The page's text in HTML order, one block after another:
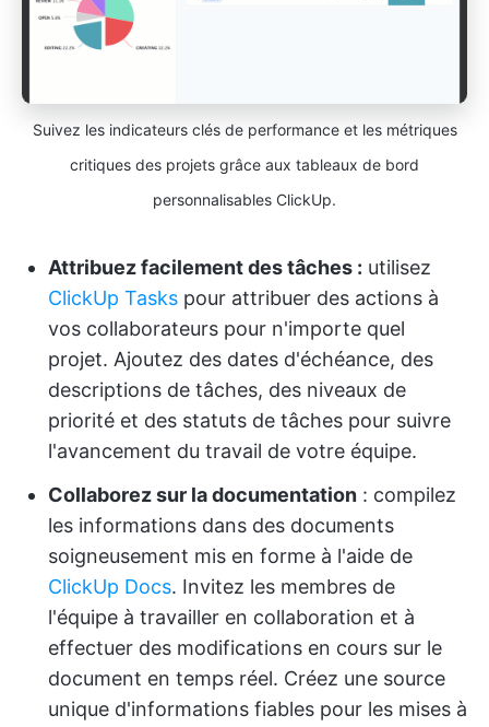
Suivez les indicateurs clés de performance et les métriques
critiques des projets grâce aux tableaux de bord
personnalisables ClickUp.
Attribuez facilement des tâches : utilisez
ClickUp Tasks pour attribuer des actions à
vos collaborateurs pour n'importe quel
projet. Ajoutez des dates d'échéance, des
descriptions de tâches, des niveaux de
priorité et des statuts de tâches pour suivre
l'avancement du travail de votre équipe.
Collaborez sur la documentation : compilez
les informations dans des documents
soigneusement mis en forme à l'aide de
ClickUp Docs. Invitez les membres de
l'équipe à travailler en collaboration et à
effectuer des modifications en cours sur le
document en temps réel. Créez une source
unique d'informations fiables pour les mises à